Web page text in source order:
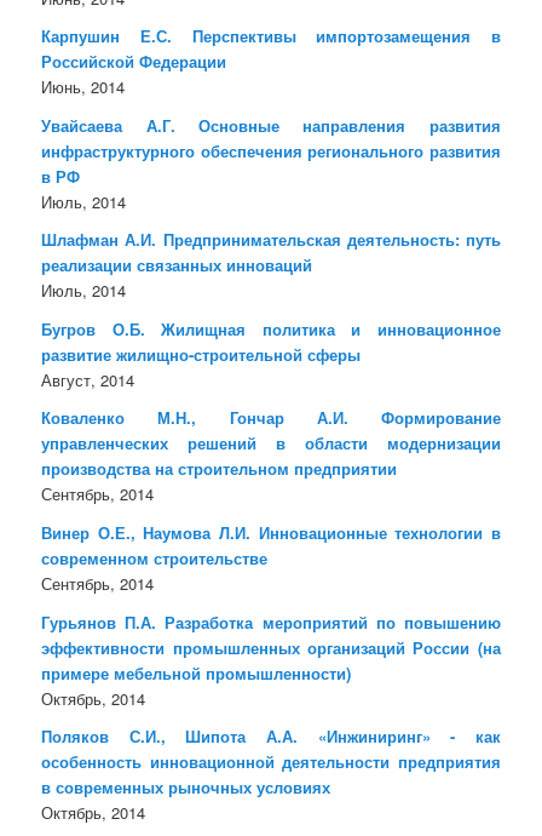
Карпушин Е.С. Перспективы импортозамещения в
Российской Федерации
Июнь, 2014
Увайсаева А.Г. Основные направления развития
инфраструктурного обеспечения регионального развития
в РФ
Июль, 2014
Шлафман А.И. Предпринимательская деятельность: путь
реализации связанных инноваций
Июль, 2014
Бугров О.Б. Жилищная политика и инновационное
развитие жилищно-строительной сферы
Август, 2014
Коваленко М.Н., Гончар А.И. Формирование
управленческих решений в области модернизации
производства на строительном предприятии
Сентябрь, 2014
Винер О.Е., Наумова Л.И. Инновационные технологии в
современном строительстве
Сентябрь, 2014
Гурьянов П.А. Разработка мероприятий по повышению
эффективности промышленных организаций России (на
примере мебельной промышленности)
Октябрь, 2014
Поляков С.И., Шипота А.А. «Инжиниринг» - как
особенность инновационной деятельности предприятия
в современных рыночных условиях
Октябрь, 2014